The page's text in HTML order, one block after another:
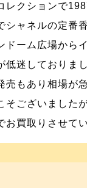
レクションで
シャネルの定番
ドーム広場から
低迷しておりま
売もあり相場が
そございました
お買取りさせて